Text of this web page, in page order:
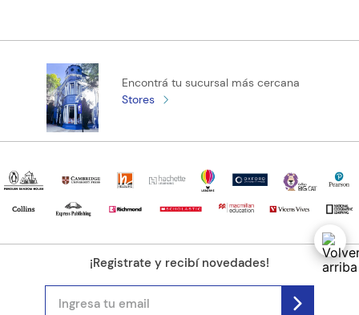
Encontrá tu sucursal más cercana
Stores
¡Registrate y recibí novedades!